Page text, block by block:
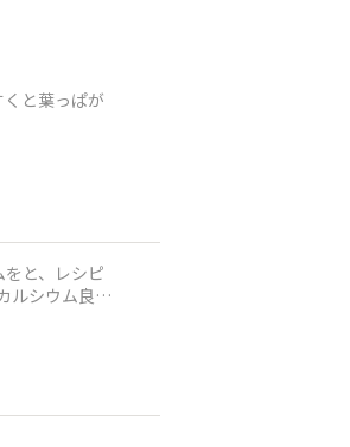
と葉っぱが
と、レシピ
ルシウム良い